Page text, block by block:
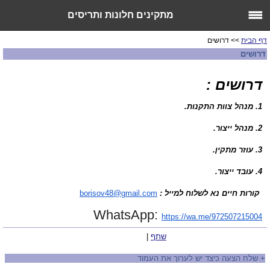
מתקינים חלונות ותריסים
דף הבית >> דרושים
דרושים
דרושים :
1. מנהל צוות התקנות.
2. מנהל ייצור.
3. עוזר מתקין.
4. עובד ייצור.
קורות חיים נא לשלוח למייל : borisov48@gmail.com
WhatsApp: https://wa.me/972507215004
שתף
+ שלח הצעה כיצד יש לערוך את העמוד